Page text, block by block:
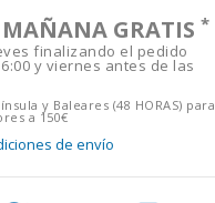
MAÑANA GRATIS *
finalizando el pedido
y viernes antes de las
y Baleares (48 HORAS) para
a 150€
de envío